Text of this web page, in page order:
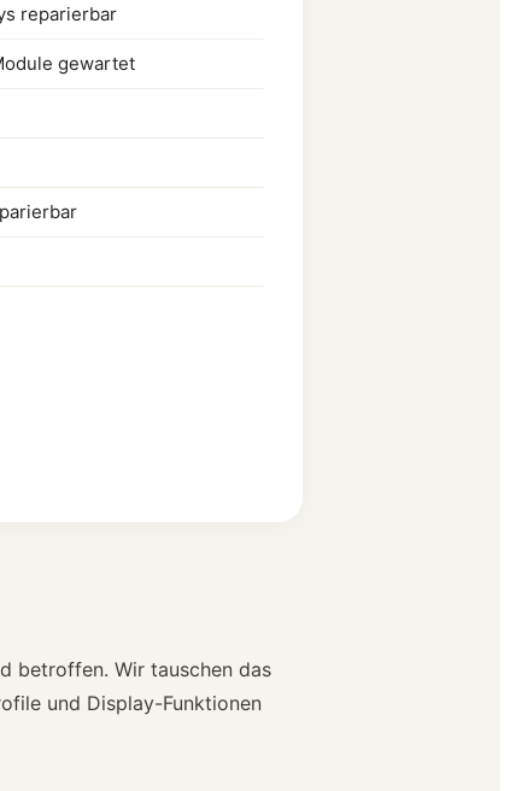
reparierbar
gewartet
betroffen. Wir tauschen das
und Display-Funktionen